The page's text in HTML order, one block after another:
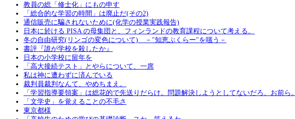
教員の総「修士化」にもの申す
「総合的な学習の時間」は廃止だ(その2)
通信販売に騙されないために(化学の授業実践報告)
日本に於ける PISA の母集団と、フィンランドの教育課程について考える。
冬の自由研究(リンゴの変色について) －"知恵ぶくらー"を嗤う－
書評『誰が学校を殺したか』
日本の小学校に留年を
「高大接続テスト」とやらについて、一席
私は神に遭わずに済んでいる
裁判員裁判なんて、やめちまえ。
「学習指導要領案」は総花的で先送りだらけ。問題解決しようとしてないだろ、お前ら。
「文学史」を覚えることの不毛さ
東京都様